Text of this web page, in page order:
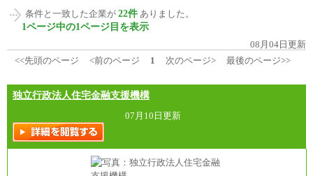
条件と一致した企業が 22件 ありました。
1ページ中の1ページ目を表示
08月04日更新
<<先頭のページ
<前のページ 1 次のページ> 最後のページ>>
独立行政法人住宅金融支援機構
07月10日更新